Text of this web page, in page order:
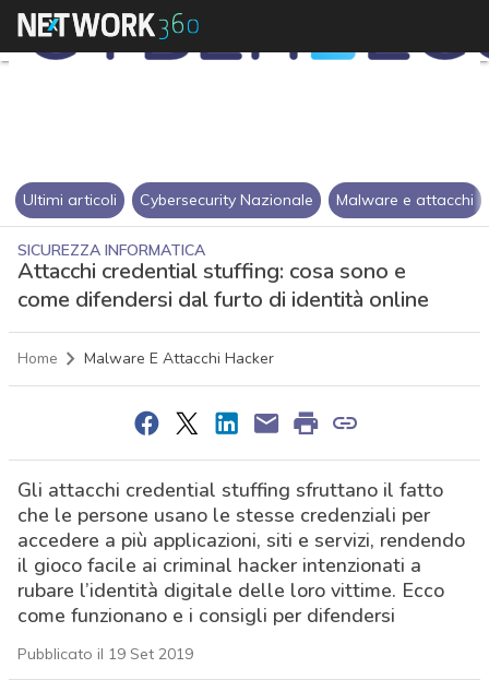
Ultimi articoli Cybersecurity Nazionale Malware e attacchi
SICUREZZA INFORMATICA
Attacchi credential stuffing: cosa sono e
come difendersi dal furto di identità online
Home Malware E Attacchi Hacker
Gli attacchi credential stuffing sfruttano il fatto
che le persone usano le stesse credenziali per
accedere a più applicazioni, siti e servizi, rendendo
il gioco facile ai criminal hacker intenzionati a
rubare l’identità digitale delle loro vittime. Ecco
come funzionano e i consigli per difendersi
Pubblicato il 19 Set 2019